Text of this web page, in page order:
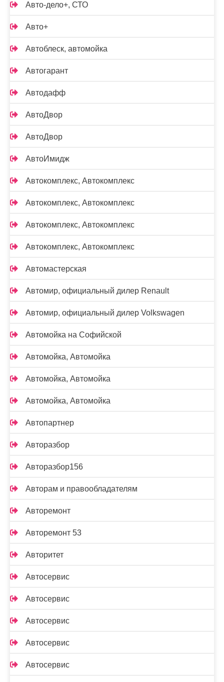
Авто-дело+, СТО
Авто+
Автоблеск, автомойка
Автогарант
Автодафф
АвтоДвор
АвтоДвор
АвтоИмидж
Автокомплекс, Автокомплекс
Автокомплекс, Автокомплекс
Автокомплекс, Автокомплекс
Автокомплекс, Автокомплекс
Автомастерская
Автомир, официальный дилер Renault
Автомир, официальный дилер Volkswagen
Автомойка на Софийской
Автомойка, Автомойка
Автомойка, Автомойка
Автомойка, Автомойка
Автопартнер
Авторазбор
Авторазбор156
Авторам и правообладателям
Авторемонт
Авторемонт 53
Авторитет
Автосервис
Автосервис
Автосервис
Автосервис
Автосервис